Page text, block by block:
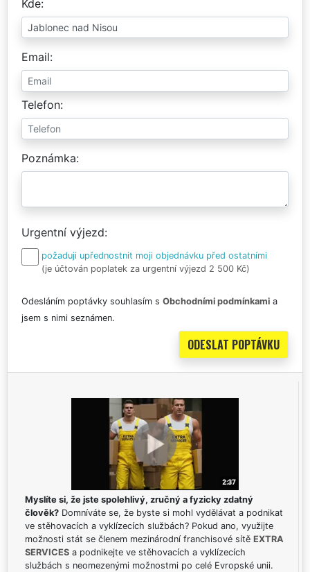
Kde
Email
Telefon
Poznámka
Urgentní výjezd
požaduji upřednostnit moji objednávku před ostatními
(je účtován poplatek za urgentní výjezd 2 500 Kč)
Odesláním poptávky souhlasím s Obchodními podmínkami a
jsem s nimi seznámen.
Myslíte si, že jste spolehlivý, zručný a fyzicky zdatný
člověk? Domníváte se, že byste si mohl vydělávat a podnikat
ve stěhovacích a vyklízecích službách? Pokud ano, využijte
možnosti stát se členem mezinárodní franchisové sítě EXTRA
SERVICES a podnikejte ve stěhovacích a vyklízecích
službách s neomezenými možnostmi po celé Evropské unii.